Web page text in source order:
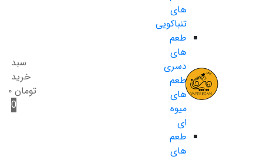
های
تنباکویی
طعم
های
دسری
طعم
های
میوه
ای
طعم
های
سبد
خرید
تومان ۰
0